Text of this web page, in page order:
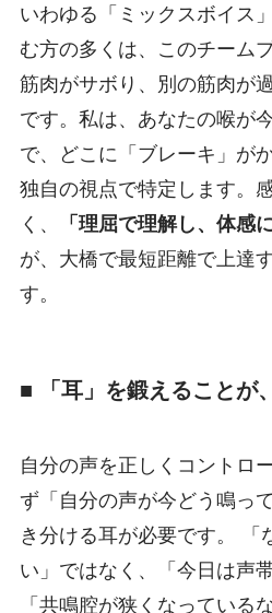
いわゆる「ミックスボイス
む方の多くは、このチーム
筋肉がサボり、別の筋肉が
です。私は、あなたの喉が
で、どこに「ブレーキ」が
独自の視点で特定します。
く、
「理屈で理解し、体感
が、大橋で最短距離で上達
す。
■ 「耳」を鍛えることが
自分の声を正しくコントロ
ず「自分の声が今どう鳴っ
き分ける耳が必要です。 「
い」ではなく、「今日は声
「共鳴腔が狭くなっている